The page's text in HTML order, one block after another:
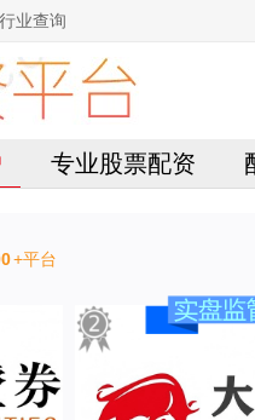
业查询
专业股票配资
+平台